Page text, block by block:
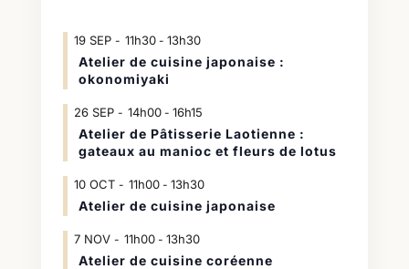
19 SEP 11h30- 13h30
Atelier de cuisine japonaise :
okonomiyaki
26 SEP 14h00- 16h15
Atelier de Pâtisserie Laotienne :
gateaux au manioc et fleurs de lotus
10 OCT 11h00- 13h30
Atelier de cuisine japonaise
7 NOV 11h00- 13h30
Atelier de cuisine coréenne